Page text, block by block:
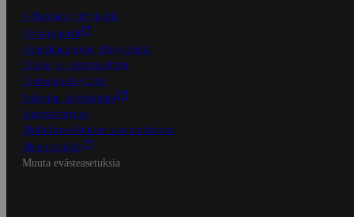
S-Business yrityksille
Oiva-raportit
Osuuskauppojen yhteystiedot
Tilaus- ja toimitusehdot
Tietosuojakäytäntö
Palvelun käyttöehdot
Saavutettavuus
Mobiilisovelluksen saavutettavuus
Mainostajalle
Muuta evästeasetuksia